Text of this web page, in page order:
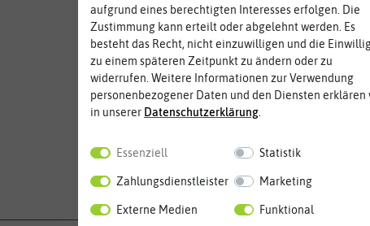
aufgrund eines berechtigten Interesses erfolgen. Die
Zustimmung kann erteilt oder abgelehnt werden. Es
besteht das Recht, nicht einzuwilligen und die
zu einem späteren Zeitpunkt zu ändern oder zu
widerrufen. Weitere Informationen zur Verwendung
personenbezogener Daten und den Diensten erklären
in unserer Daten­schutz­erklärung
Essenziell Statistik
Zahlungsdienstleister Marketing
Externe Medien Funktional